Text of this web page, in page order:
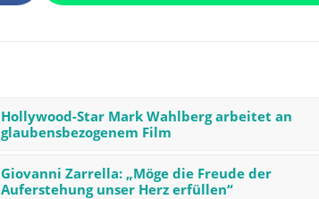
Hollywood-Star Mark Wahlberg arbeitet an
glaubensbezogenem Film
Giovanni Zarrella: „Möge die Freude der
Auferstehung unser Herz erfüllen“